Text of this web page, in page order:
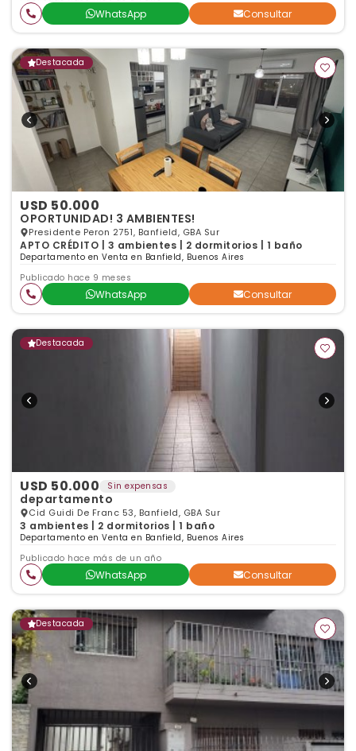
WhatsApp Consultar
Destacada
USD 50.000
OPORTUNIDAD! 3 AMBIENTES!
Presidente Peron 2751, Banfield, GBA Sur
APTO CRÉDITO | 3 ambientes | 2 dormitorios | 1 baño
Departamento en Venta en Banfield, Buenos Aires
Publicado hace 9 meses
WhatsApp Consultar
Destacada
USD 50.000 Sin expensas
departamento
Cid Guidi De Franc 53, Banfield, GBA Sur
3 ambientes | 2 dormitorios | 1 baño
Departamento en Venta en Banfield, Buenos Aires
Publicado hace más de un año
WhatsApp Consultar
Destacada